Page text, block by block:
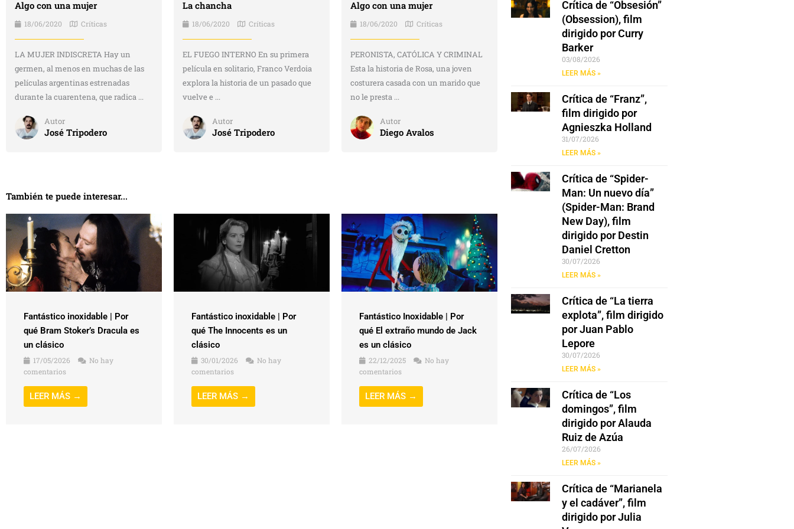
Algo con una mujer
18/06/2020 Críticas
LA MUJER INDISCRETA Hay un
germen, al menos en muchas de las
películas argentinas estrenadas
durante la cuarentena, que radica ...
Autor
José Tripodero
La chancha
18/06/2020 Críticas
EL FUEGO INTERNO En su primera
película en solitario, Franco Verdoia
explora la historia de un pasado que
vuelve e ...
Autor
José Tripodero
Algo con una mujer
18/06/2020 Críticas
PERONISTA, CATÓLICA Y CRIMINAL
Esta la historia de Rosa, una joven
costurera casada con un marido que
no le presta ...
Autor
Diego Avalos
También te puede interesar...
Fantástico inoxidable | Por
qué Bram Stoker’s Dracula es
un clásico
17/05/2026
No hay
comentarios
LEER MÁS →
Fantástico inoxidable | Por
qué The Innocents es un
clásico
30/01/2026
No hay
comentarios
LEER MÁS →
Fantástico Inoxidable | Por
qué El extraño mundo de Jack
es un clásico
22/12/2025
No hay
comentarios
LEER MÁS →
Crítica de “Obsesión”
(Obsession), film
dirigido por Curry
Barker
03/08/2026
LEER MÁS »
Crítica de “Franz”,
film dirigido por
Agnieszka Holland
31/07/2026
LEER MÁS »
Crítica de “Spider-
Man: Un nuevo día”
(Spider-Man: Brand
New Day), film
dirigido por Destin
Daniel Cretton
30/07/2026
LEER MÁS »
Crítica de “La tierra
explota”, film dirigido
por Juan Pablo
Lepore
30/07/2026
LEER MÁS »
Crítica de “Los
domingos”, film
dirigido por Alauda
Ruiz de Azúa
26/07/2026
LEER MÁS »
Crítica de “Marianela
y el cadáver”, film
dirigido por Julia